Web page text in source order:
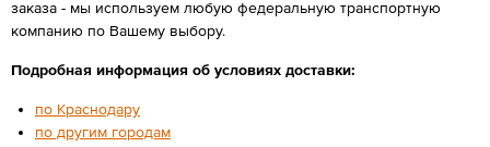
заказа - мы используем любую федеральную транспортную
компанию по Вашему выбору.
Подробная информация об условиях доставки:
по Краснодару
по другим городам